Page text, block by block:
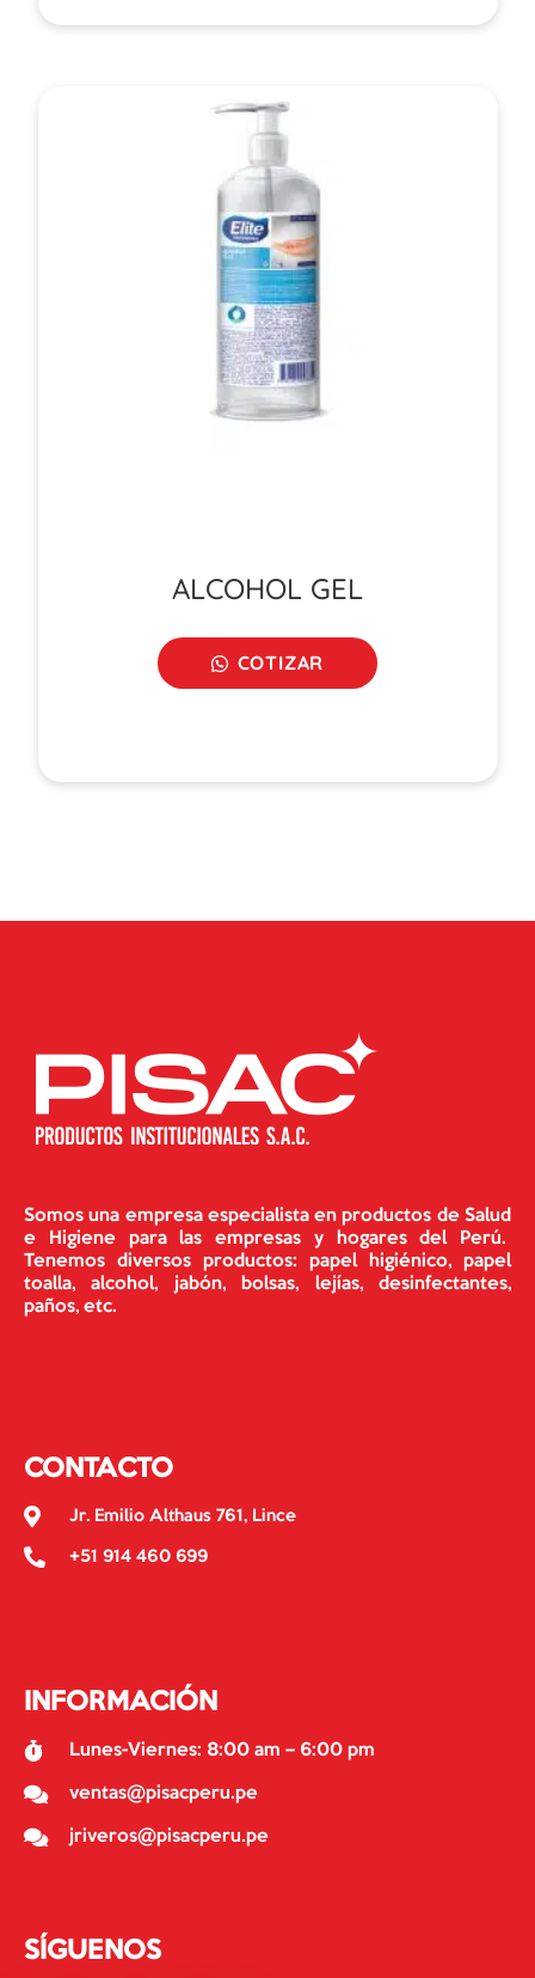
ALCOHOL GEL
COTIZAR
Somos una empresa especialista en productos de Salud
e Higiene para las empresas y hogares del Perú.
Tenemos diversos productos: papel higiénico, papel
toalla, alcohol, jabón, bolsas, lejías, desinfectantes,
paños, etc.
CONTACTO
Jr. Emilio Althaus 761, Lince
+51 914 460 699
INFORMACIÓN
Lunes-Viernes: 8:00 am – 6:00 pm
ventas@pisacperu.pe
jriveros@pisacperu.pe
SÍGUENOS